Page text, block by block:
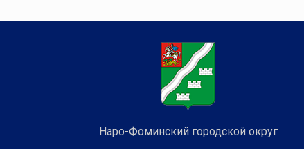
Наро-Фоминский городской округ